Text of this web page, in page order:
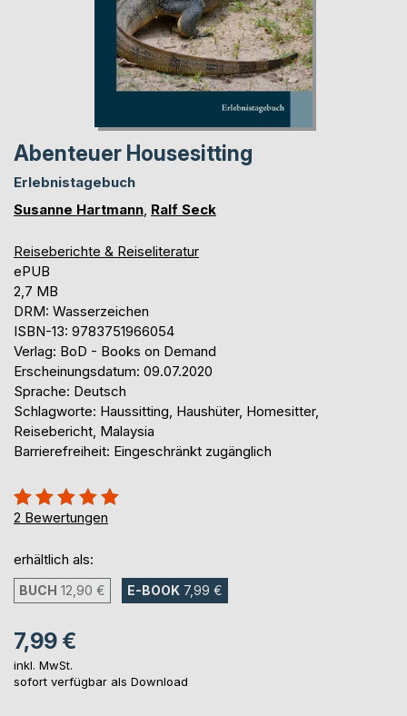
Abenteuer Housesitting
Erlebnistagebuch
Susanne Hartmann Ralf Seck
Reiseberichte & Reiseliteratur
ePUB
2,7 MB
DRM: Wasserzeichen
ISBN-13: 9783751966054
Verlag: BoD - Books on Demand
Erscheinungsdatum: 09.07.2020
Sprache: Deutsch
Schlagworte: Haussitting, Haushüter, Homesitter,
Reisebericht, Malaysia
Barrierefreiheit: Eingeschränkt zugänglich
Bewertung::
100%
2 Bewertungen
erhältlich als:
BUCH 12,90 € E-BOOK 7,99 €
7,99 €
inkl. MwSt.
sofort verfügbar als Download